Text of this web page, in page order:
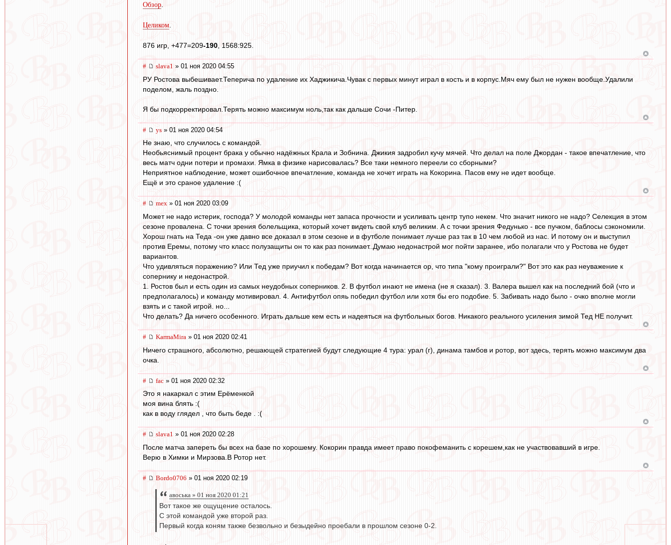
Обзор
Целиком
876 игр, +477=209-190 , 1568:925.
# slava1 » 01 ноя 2020 04:55
РУ Ростова выбешивает.Теперича по удаление их Хаджикича.Чувак с первых минут играл в кость и в корпус.Мяч ему был не нужен вообще.Удалили
поделом, жаль поздно.
Я бы подкорректировал.Терять можно максимум ноль,так как дальше Сочи -Питер.
# ys » 01 ноя 2020 04:54
Не знаю, что случилось с командой.
Необьяснимый процент брака у обычно надёжных Крала и Зобнина. Джикия задробил кучу мячей. Что делал на поле Джордан - такое впечатление, что
весь матч одни потери и промахи. Ямка в физике нарисовалась? Все таки немного переели со сборными?
Неприятное наблюдение, может ошибочное впечатление, команда не хочет играть на Кокорина. Пасов ему не идет вообще.
Ещё и это сраное удаление :(
# mex » 01 ноя 2020 03:09
Может не надо истерик, господа? У молодой команды нет запаса прочности и усиливать центр тупо некем. Что значит никого не надо? Cелекция в этом
сезоне провалена. С точки зрения болельщика, который хочет видеть свой клуб великим. А с точки зрения Федунько - все пучком, баблосы сэкономили.
Хорош гнать на Теда -он уже давно все доказал в этом сезоне и в футболе понимает лучше раз так в 10 чем любой из нас. И потому он и выступил
против Еремы, потому что класс полузащиты он то как раз понимает..Думаю недонастрой мог пойти заранее, ибо полагали что у Ростова не будет
вариантов.
Что удивляться поражению? Или Тед уже приучил к победам? Вот когда начинается ор, что типа "кому проиграли?" Вот это как раз неуважение к
сопернику и недонастрой.
1. Ростов был и есть один из самых неудобных соперников. 2. В футбол инают не имена (не я сказал). 3. Валера вышел как на последний бой (что и
предполагалось) и команду мотивировал. 4. Антифутбол опяь победил футбол или хотя бы его подобие. 5. Забивать надо было - очко вполне могли
взять и с такой игрой. но...
Что делать? Да ничего особенного. Играть дальше кем есть и надеяться на футбольных богов. Никакого реального усиления зимой Тед НЕ получит.
# KarmaMira » 01 ноя 2020 02:41
Ничего страшного, абсолютно, решающей стратегией будут следующие 4 тура: урал (г), динама тамбов и ротор, вот здесь, терять можно максимум два
очка.
# fac » 01 ноя 2020 02:32
Это я накаркал с этим Ерёменкой
моя вина блять :(
как в воду глядел , что быть беде . :(
# slava1 » 01 ноя 2020 02:28
После матча запереть бы всех на базе по хорошему. Кокорин правда имеет право покофеманить с корешем,как не участвовавший в игре.
Верю в Химки и Мирзова.В Ротор нет.
# Bordo0706 » 01 ноя 2020 02:19
авоська » 01 ноя 2020 01:21
Вот такое же ощущение осталось.
С этой командой уже второй раз.
Первый когда коням также безвольно и безыдейно проебали в прошлом сезоне 0-2.